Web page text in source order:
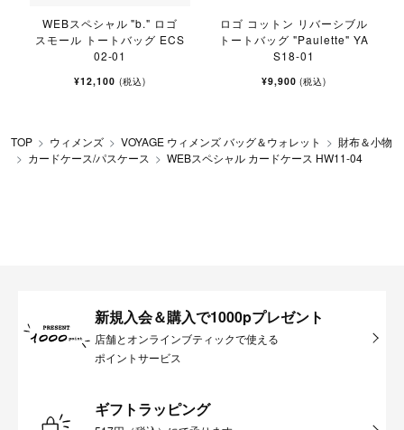
WEBスペシャル "b." ロゴ
スモール トートバッグ ECS
02-01
¥12,100 (税込)
ロゴ コットン リバーシブル
トートバッグ "Paulette" YA
S18-01
¥9,900(税込)
TOP ウィメンズ VOYAGE ウィメンズ バッグ＆ウォレット
財布＆小物
カードケース/パスケース
WEBスペシャル カードケース HW11-04
新規入会＆購入で1000pプレゼント
店舗とオンラインブティックで使える
ポイントサービス
ギフトラッピング